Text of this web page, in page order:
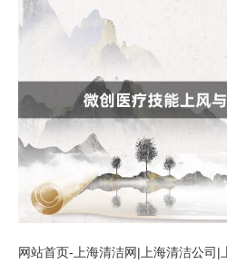
网站首页-上海清洁网|上海清洁公司|